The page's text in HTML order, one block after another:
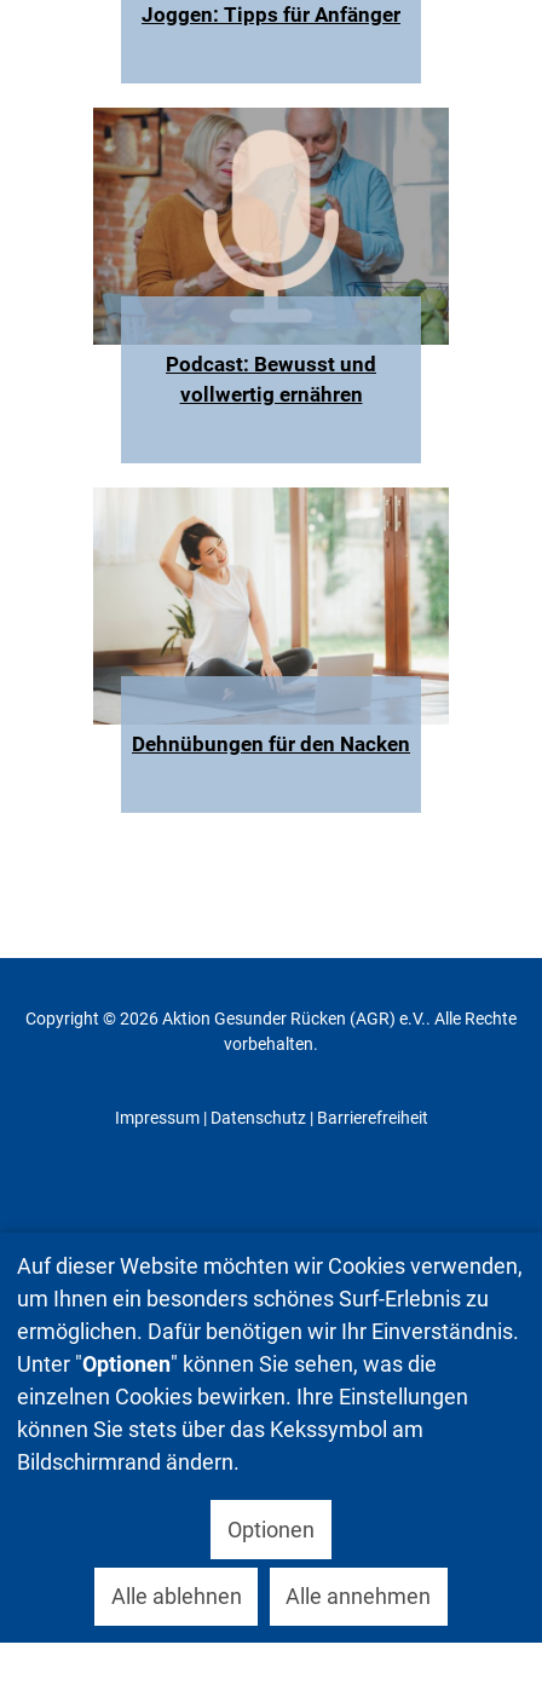
Joggen: Tipps für Anfänger
Podcast: Bewusst und
vollwertig ernähren
Dehnübungen für den Nacken
Copyright © 2026 Aktion Gesunder Rücken (AGR) e.V.. Alle Rechte
vorbehalten.
Impressum| Datenschutz| Barrierefreiheit
Auf dieser Website möchten wir Cookies verwenden,
um Ihnen ein besonders schönes Surf-Erlebnis zu
ermöglichen. Dafür benötigen wir Ihr Einverständnis.
Unter "Optionen" können Sie sehen, was die
einzelnen Cookies bewirken. Ihre Einstellungen
können Sie stets über das Kekssymbol am
Bildschirmrand ändern.
Optionen
Alle ablehnen Alle annehmen